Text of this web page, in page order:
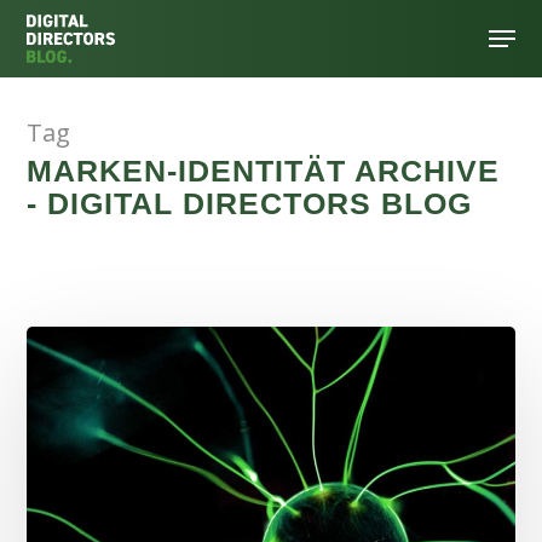
Hit enter to search or ESC to close
Tag
MARKEN-IDENTITÄT ARCHIVE
- DIGITAL DIRECTORS BLOG